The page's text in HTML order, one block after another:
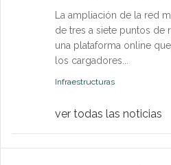
La ampliación de la red
de tres a siete puntos de
una plataforma online
los cargadores...
Infraestructuras
ver todas las noticias